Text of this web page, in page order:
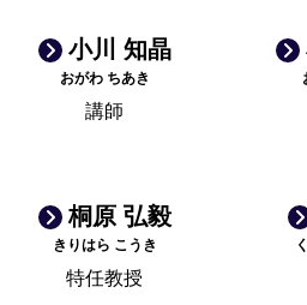
小川 知晶
おがわ ちあき
講師
桐原 弘毅
きりはら こうき
特任教授